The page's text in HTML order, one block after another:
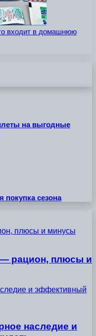
входит в домашнюю
на выгодные
сезона
плюсы и минусы
— рацион, плюсы и
и эффективный
наследие и